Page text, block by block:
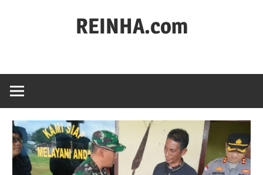
REINHA.com